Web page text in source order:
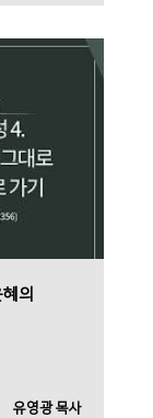
의
유영광 목사